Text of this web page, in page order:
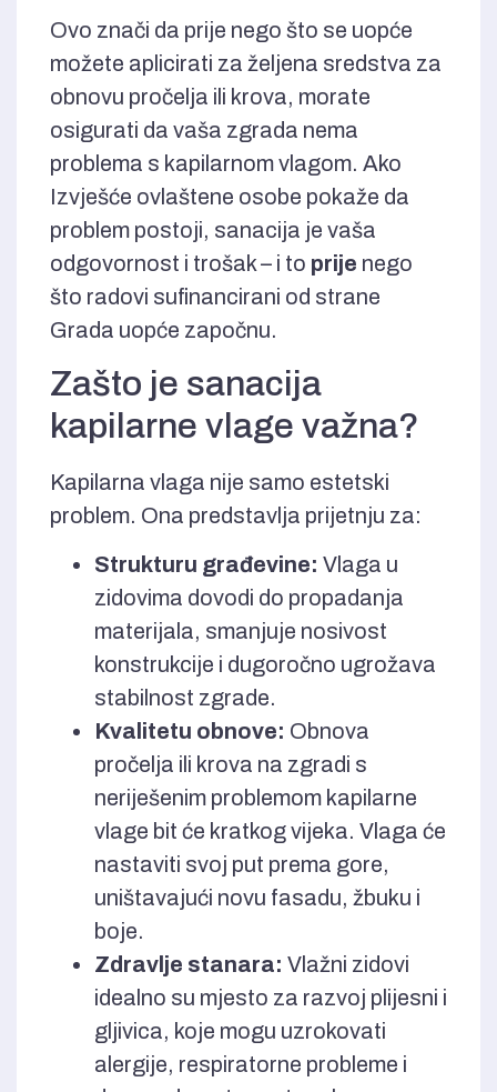
Ovo znači da prije nego što se uopće
možete aplicirati za željena sredstva za
obnovu pročelja ili krova, morate
osigurati da vaša zgrada nema
problema s kapilarnom vlagom. Ako
Izvješće ovlaštene osobe pokaže da
problem postoji, sanacija je vaša
odgovornost i trošak – i to prije nego
što radovi sufinancirani od strane
Grada uopće započnu.
Zašto je sanacija
kapilarne vlage važna?
Kapilarna vlaga nije samo estetski
problem. Ona predstavlja prijetnju za:
Strukturu građevine: Vlaga u
zidovima dovodi do propadanja
materijala, smanjuje nosivost
konstrukcije i dugoročno ugrožava
stabilnost zgrade.
Kvalitetu obnove: Obnova
pročelja ili krova na zgradi s
neriješenim problemom kapilarne
vlage bit će kratkog vijeka. Vlaga će
nastaviti svoj put prema gore,
uništavajući novu fasadu, žbuku i
boje.
Zdravlje stanara: Vlažni zidovi
idealno su mjesto za razvoj plijesni i
gljivica, koje mogu uzrokovati
alergije, respiratorne probleme i